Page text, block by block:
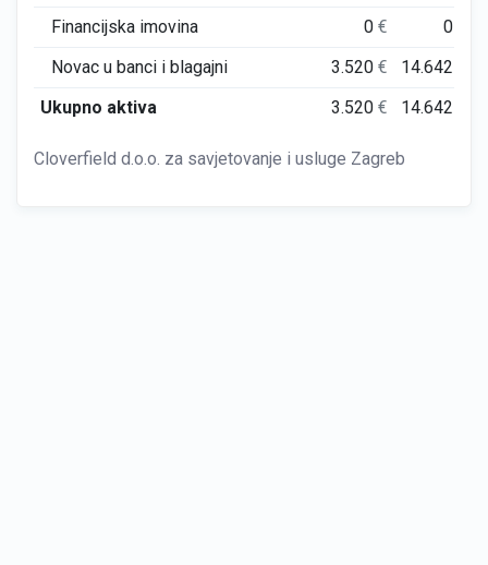
Financijska imovina
0€ 0
Novac u banci i blagajni
3.520€ 14.642
Ukupno aktiva
3.520€ 14.642
Cloverfield d.o.o. za savjetovanje i usluge Zagreb